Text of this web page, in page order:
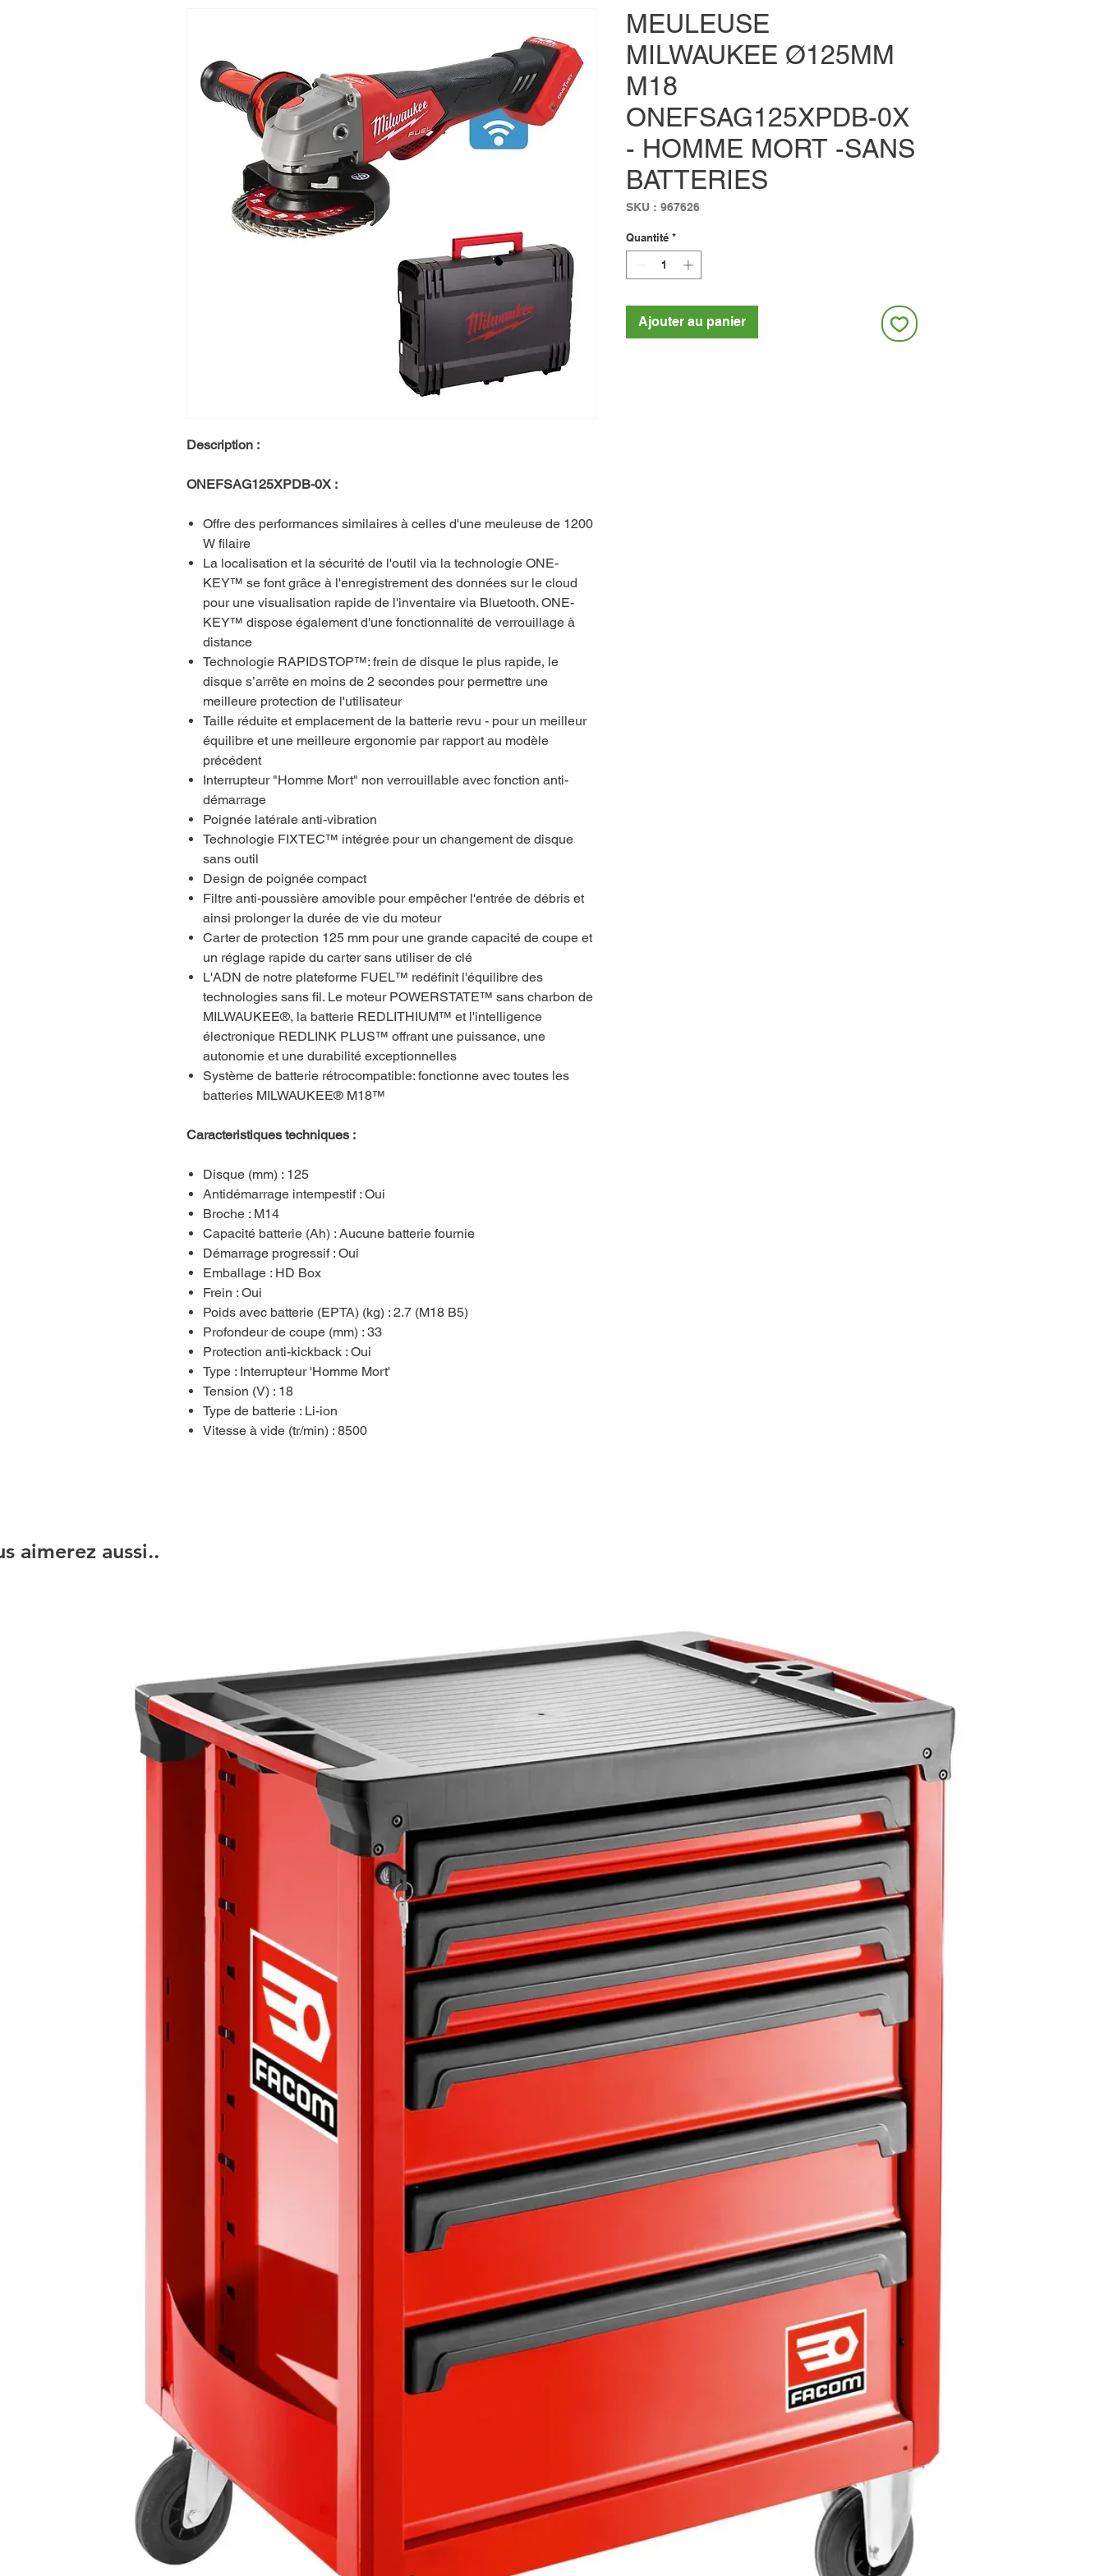
Description :
ONEFSAG125XPDB-0X :
Offre des performances similaires à celles d'une meuleuse de 1200
W filaire
La localisation et la sécurité de l'outil via la technologie ONE-
KEY™ se font grâce à l'enregistrement des données sur le cloud
pour une visualisation rapide de l'inventaire via Bluetooth. ONE-
KEY™ dispose également d'une fonctionnalité de verrouillage à
distance
Technologie RAPIDSTOP™: frein de disque le plus rapide, le
disque s’arrête en moins de 2 secondes pour permettre une
meilleure protection de l'utilisateur
Taille réduite et emplacement de la batterie revu - pour un meilleur
équilibre et une meilleure ergonomie par rapport au modèle
précédent
Interrupteur "Homme Mort" non verrouillable avec fonction anti-
démarrage
Poignée latérale anti-vibration
Technologie FIXTEC™ intégrée pour un changement de disque
sans outil
Design de poignée compact
Filtre anti-poussière amovible pour empêcher l'entrée de débris et
ainsi prolonger la durée de vie du moteur
Carter de protection 125 mm pour une grande capacité de coupe et
un réglage rapide du carter sans utiliser de clé
L'ADN de notre plateforme FUEL™ redéfinit l'équilibre des
technologies sans fil. Le moteur POWERSTATE™ sans charbon de
MILWAUKEE®, la batterie REDLITHIUM™ et l'intelligence
électronique REDLINK PLUS™ offrant une puissance, une
autonomie et une durabilité exceptionnelles
Système de batterie rétrocompatible: fonctionne avec toutes les
batteries MILWAUKEE® M18™
Caracteristiques techniques :
Disque (mm) : 125
Antidémarrage intempestif : Oui
Broche : M14
Capacité batterie (Ah) : Aucune batterie fournie
Démarrage progressif : Oui
Emballage : HD Box
Frein : Oui
Poids avec batterie (EPTA) (kg) : 2.7 (M18 B5)
Profondeur de coupe (mm) : 33
Protection anti-kickback : Oui
Type : Interrupteur 'Homme Mort'
Tension (V) : 18
Type de batterie : Li-ion
Vitesse à vide (tr/min) : 8500
MEULEUSE
MILWAUKEE Ø125MM
M18
ONEFSAG125XPDB-0X
- HOMME MORT -SANS
BATTERIES
SKU : 967626
Quantité *
Ajouter au panier
aimerez aussi..